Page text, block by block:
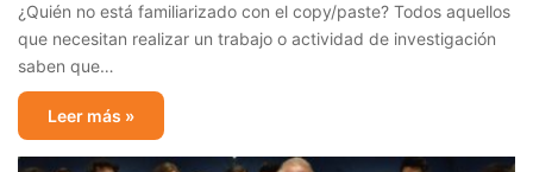
¿Quién no está familiarizado con el copy/paste? Todos aquellos
que necesitan realizar un trabajo o actividad de investigación
saben que…
Leer más »